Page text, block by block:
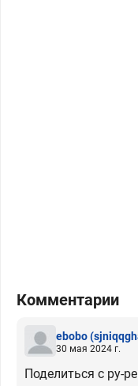
Комментарии
ebobo
30 мая 2024 г.
Поделиться с ру-